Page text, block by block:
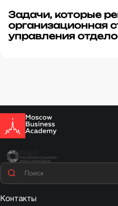
Задачи, которые
организационная
управления
Контакты